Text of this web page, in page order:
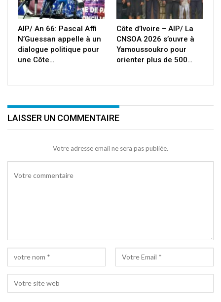
AIP/ An 66: Pascal Affi
N’Guessan appelle à un
dialogue politique pour
une Côte…
Côte d’Ivoire – AIP/ La
CNSOA 2026 s’ouvre à
Yamoussoukro pour
orienter plus de 500…
LAISSER UN COMMENTAIRE
Votre adresse email ne sera pas publiée.